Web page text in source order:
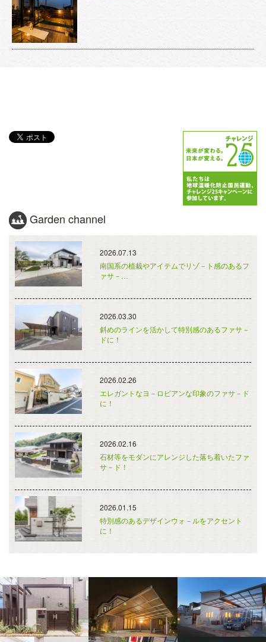
Garden channel
2026.07.13
南国系の植栽やアイテムでリゾ－ト感のあるフ
ァサ－…
2026.03.30
斜めのラインを活かして特別感のあるファサ－
ドに！
2026.02.26
エレガントなヨ－ロピアンな印象のファサ－ド
に！
2026.02.16
石材等をモダンにアレンジした落ち着いたファ
サ－ド！
2026.01.15
特別感のあるデザインウォ－ルをアクセント
に！